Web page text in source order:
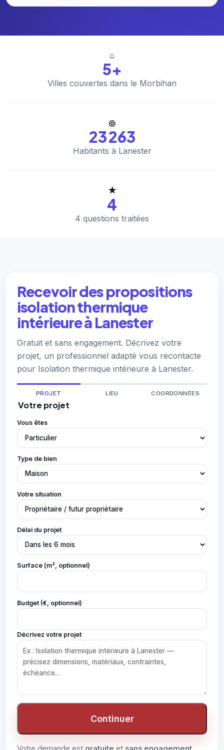
⌂
5+
Villes couvertes dans le Morbihan
◎
23 263
Habitants à Lanester
★
4
4 questions traitées
Recevoir des propositions
isolation thermique
intérieure à Lanester
Gratuit et sans engagement. Décrivez votre
projet, un professionnel adapté vous recontacte
pour Isolation thermique intérieure à Lanester.
PROJET LIEU COORDONNÉES
Votre projet
Vous êtes
Type de bien
Votre situation
Délai du projet
Surface (m², optionnel)
Budget (€, optionnel)
Décrivez votre projet
Continuer